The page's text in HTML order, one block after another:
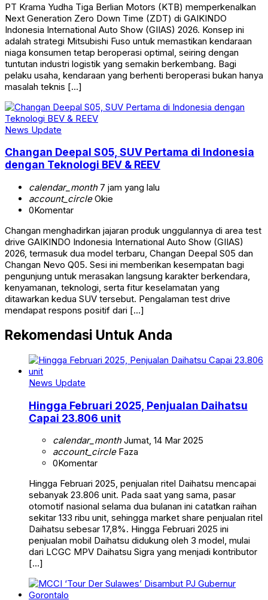
PT Krama Yudha Tiga Berlian Motors (KTB) memperkenalkan
Next Generation Zero Down Time (ZDT) di GAIKINDO
Indonesia International Auto Show (GIIAS) 2026. Konsep ini
adalah strategi Mitsubishi Fuso untuk memastikan kendaraan
niaga konsumen tetap beroperasi optimal, seiring dengan
tuntutan industri logistik yang semakin berkembang. Bagi
pelaku usaha, kendaraan yang berhenti beroperasi bukan hanya
masalah teknis […]
News Update
Changan Deepal S05, SUV Pertama di Indonesia
dengan Teknologi BEV & REEV
calendar_month7 jam yang lalu
account_circleOkie
0Komentar
Changan menghadirkan jajaran produk unggulannya di area test
drive GAIKINDO Indonesia International Auto Show (GIIAS)
2026, termasuk dua model terbaru, Changan Deepal S05 dan
Changan Nevo Q05. Sesi ini memberikan kesempatan bagi
pengunjung untuk merasakan langsung karakter berkendara,
kenyamanan, teknologi, serta fitur keselamatan yang
ditawarkan kedua SUV tersebut. Pengalaman test drive
mendapat respons positif dari […]
Rekomendasi Untuk Anda
News Update
Hingga Februari 2025, Penjualan Daihatsu
Capai 23.806 unit
calendar_monthJumat, 14 Mar 2025
account_circleFaza
0Komentar
Hingga Februari 2025, penjualan ritel Daihatsu mencapai
sebanyak 23.806 unit. Pada saat yang sama, pasar
otomotif nasional selama dua bulanan ini catatkan raihan
sekitar 133 ribu unit, sehingga market share penjualan ritel
Daihatsu sebesar 17,8%. Hingga Februari 2025 ini
penjualan mobil Daihatsu didukung oleh 3 model, mulai
dari LCGC MPV Daihatsu Sigra yang menjadi kontributor
[…]